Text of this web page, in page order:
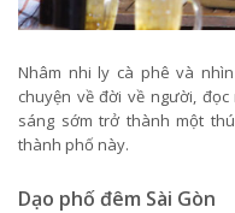
Nhâm nhi ly cà phê và
chuyện về đời về người,
sáng sớm trở thành một
thành phố này.
Dạo phố đêm Sài Gòn